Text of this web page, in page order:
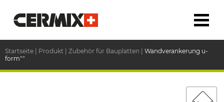
Startseite Produkt Zubehör für Bauplatten
Wandverankerung u-
form""